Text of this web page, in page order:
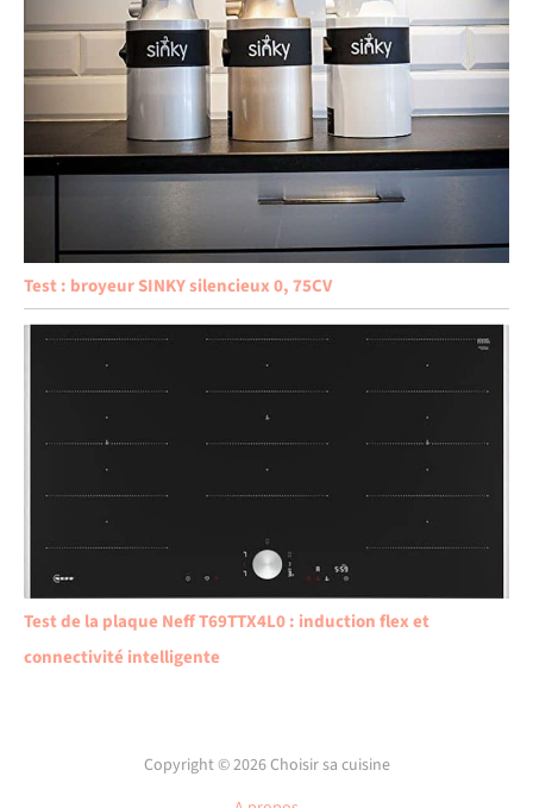
Test : broyeur SINKY silencieux 0, 75CV
Test de la plaque Neff T69TTX4L0 : induction flex et
connectivité intelligente
Copyright © 2026 Choisir sa cuisine